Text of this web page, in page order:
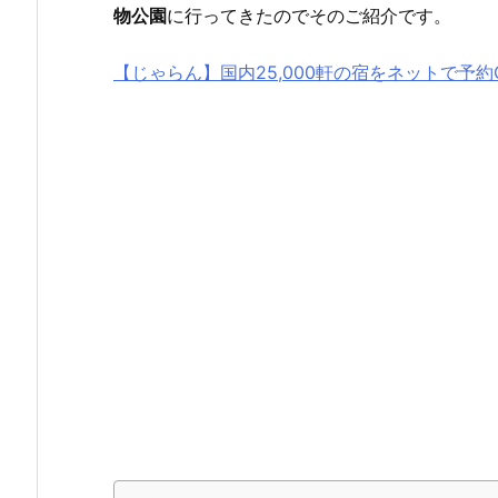
物公園に行ってきたのでそのご紹介です。
【じゃらん】国内25,000軒の宿をネットで予